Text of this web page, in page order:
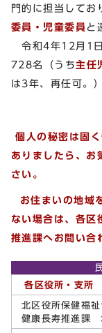
門的に担当してお
委員・児童委員 と
令和4年12月1日
728名（うち主任
は3年、再任可。）
個人の秘密は固
ありましたら、お
さい。
お住まいの地域
ない場合は、各区
推進課へお問い合
各区役所・支所
北区役所保健福祉
健康長寿推進課